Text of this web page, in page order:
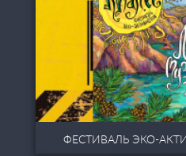
ФЕСТИВАЛЬ ЭКО-